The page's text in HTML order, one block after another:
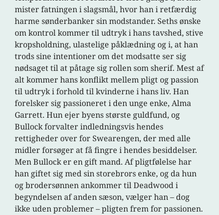
mister fatningen i slagsmål, hvor han i retfærdig
harme sønderbanker sin modstander. Seths ønske
om kontrol kommer til udtryk i hans tavshed, stive
kropsholdning, ulastelige påklædning og i, at han
trods sine intentioner om det modsatte ser sig
nødsaget til at påtage sig rollen som sherif. Mest af
alt kommer hans konflikt mellem pligt og passion
til udtryk i forhold til kvinderne i hans liv. Han
forelsker sig passioneret i den unge enke, Alma
Garrett. Hun ejer byens største guldfund, og
Bullock forvalter indledningsvis hendes
rettigheder over for Swearengen, der med alle
midler forsøger at få fingre i hendes besiddelser.
Men Bullock er en gift mand. Af pligtfølelse har
han giftet sig med sin storebrors enke, og da hun
og brodersønnen ankommer til Deadwood i
begyndelsen af anden sæson, vælger han – dog
ikke uden problemer – pligten frem for passionen.